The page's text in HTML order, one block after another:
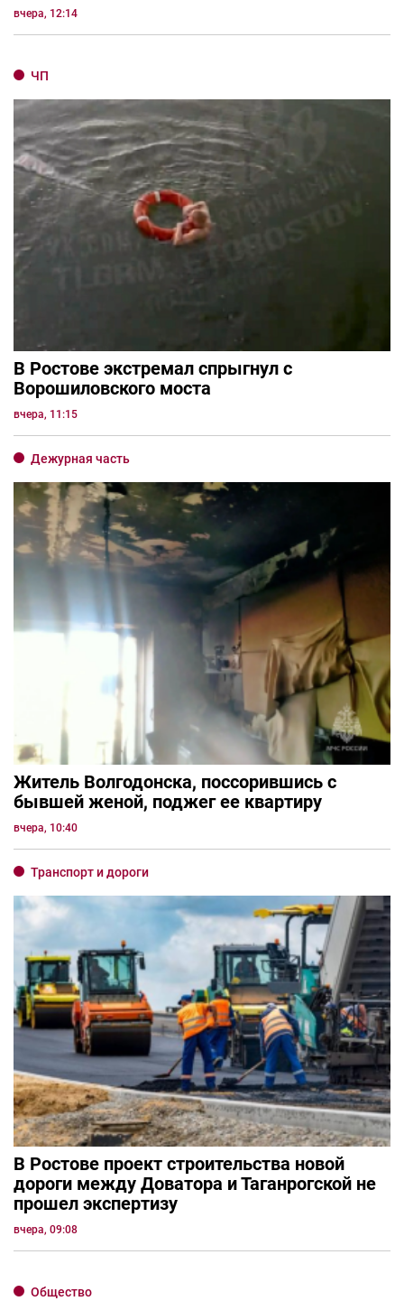
вчера, 12:14
ЧП
В Ростове экстремал спрыгнул с
Ворошиловского моста
вчера, 11:15
Дежурная часть
Житель Волгодонска, поссорившись с
бывшей женой, поджег ее квартиру
вчера, 10:40
Транспорт и дороги
В Ростове проект строительства новой
дороги между Доватора и Таганрогской не
прошел экспертизу
вчера, 09:08
Общество